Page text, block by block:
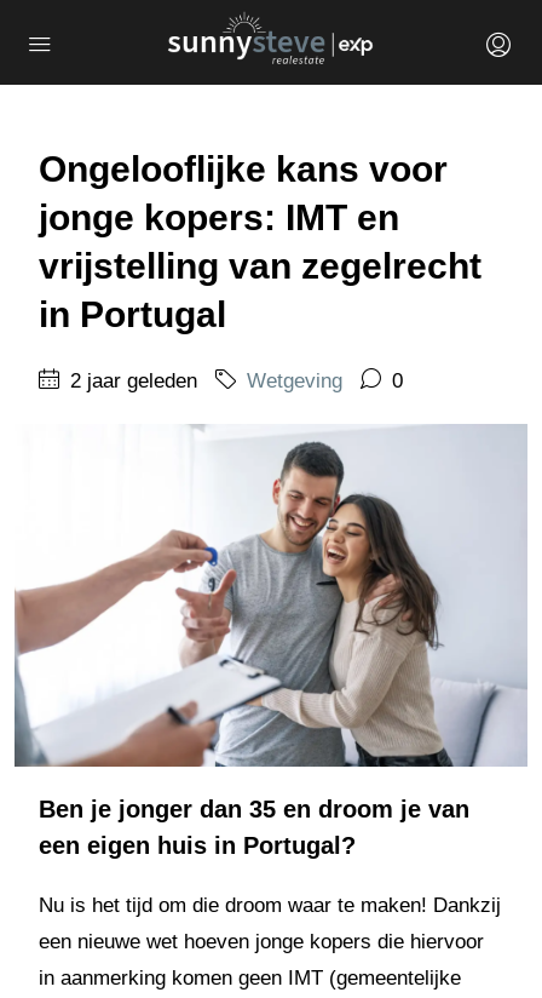
Ongelooflijke kans voor
jonge kopers: IMT en
vrijstelling van zegelrecht
in Portugal
2 jaar geleden Wetgeving 0
Ben je jonger dan 35 en droom je van
een eigen huis in Portugal?
Nu is het tijd om die droom waar te maken! Dankzij
een nieuwe wet hoeven jonge kopers die hiervoor
in aanmerking komen geen IMT (gemeentelijke